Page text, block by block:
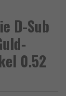
D-Sub
0.52